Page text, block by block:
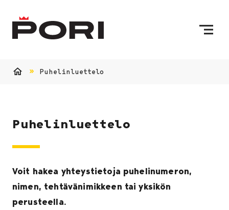
Puhelinluettelo
Puhelinluettelo
Voit hakea yhteystietoja puhelinumeron,
nimen, tehtävänimikkeen tai yksikön
perusteella.